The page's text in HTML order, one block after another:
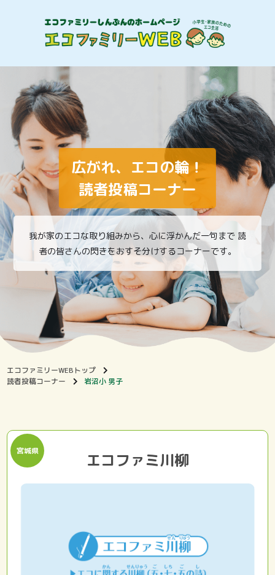
広がれ、エコの輪！
読者投稿コーナー
我が家のエコな取り組みから、心に浮かんだ一句まで 読
者の皆さんの閃きをおすそ分けするコーナーです。
エコファミリーWEBトップ
読者投稿コーナー
岩沼小 男子
宮城県 エコファミ川柳